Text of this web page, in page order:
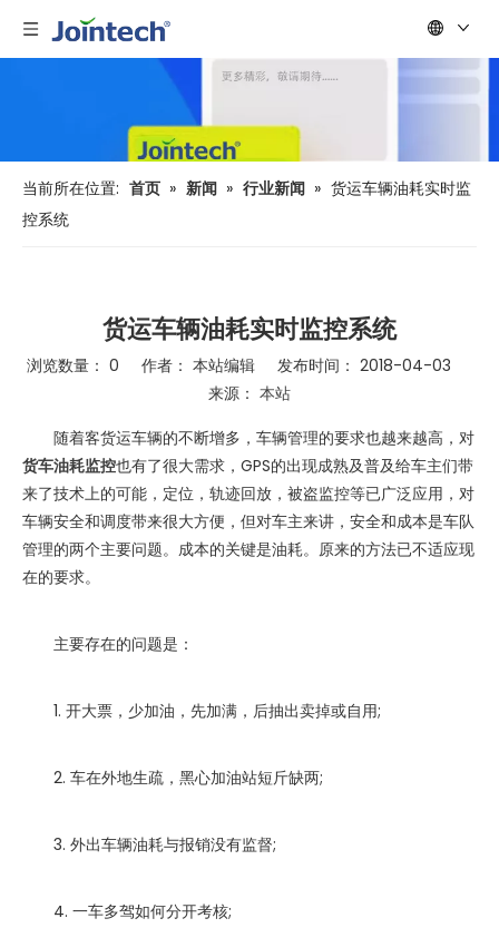
当前所在位置: 首页 » 新闻 » 行业新闻 » 货运车辆油耗实时监
控系统
货运车辆油耗实时监控系统
浏览数量： 0 作者： 本站编辑 发布时间： 2018-04-03
来源： 本站
["wechat","weibo","qzone","douban","email"]
随着客货运车辆的不断增多，车辆管理的要求也越来越高，对
货车油耗监控也有了很大需求，GPS的出现成熟及普及给车主们带
来了技术上的可能，定位，轨迹回放，被盗监控等已广泛应用，对
车辆安全和调度带来很大方便，但对车主来讲，安全和成本是车队
管理的两个主要问题。成本的关键是油耗。原来的方法已不适应现
在的要求。
主要存在的问题是：
1. 开大票，少加油，先加满，后抽出卖掉或自用;
2. 车在外地生疏，黑心加油站短斤缺两;
3. 外出车辆油耗与报销没有监督;
4. 一车多驾如何分开考核;